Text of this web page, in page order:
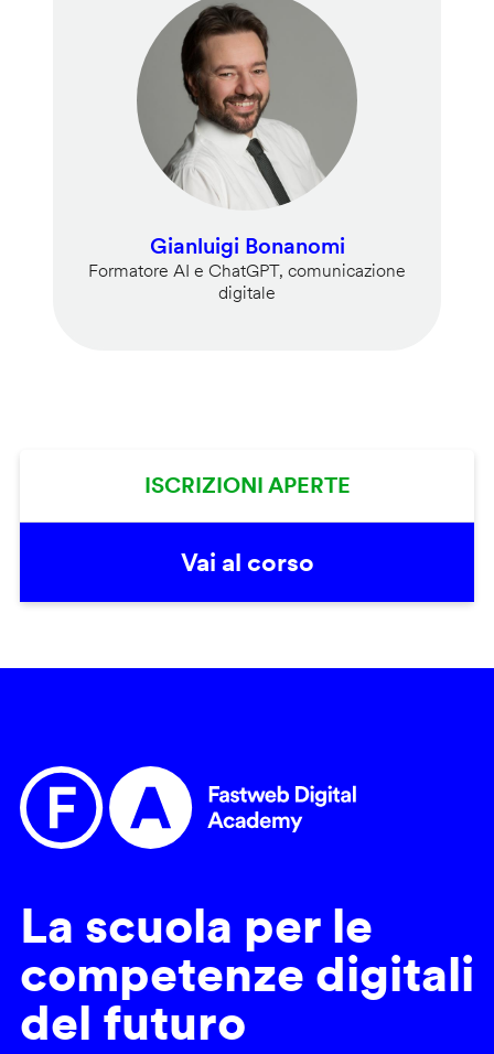
Gianluigi Bonanomi
Formatore AI e ChatGPT, comunicazione
digitale
ISCRIZIONI APERTE
Vai al corso
La scuola per le
competenze digitali
del futuro